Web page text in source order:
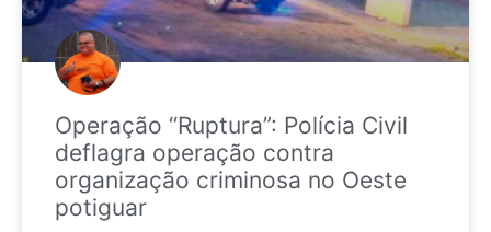
Operação “Ruptura”: Polícia Civil
deflagra operação contra
organização criminosa no Oeste
potiguar